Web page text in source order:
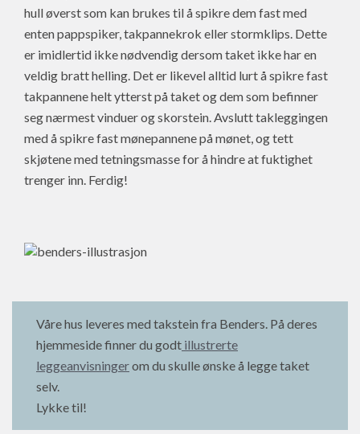
hull øverst som kan brukes til å spikre dem fast med
enten pappspiker, takpannekrok eller stormklips. Dette
er imidlertid ikke nødvendig dersom taket ikke har en
veldig bratt helling. Det er likevel alltid lurt å spikre fast
takpannene helt ytterst på taket og dem som befinner
seg nærmest vinduer og skorstein. Avslutt takleggingen
med å spikre fast mønepannene på mønet, og tett
skjøtene med tetningsmasse for å hindre at fuktighet
trenger inn. Ferdig!
Våre hus leveres med takstein fra Benders. På deres
hjemmeside finner du godt illustrerte
leggeanvisningerom du skulle ønske å legge taket
selv.
Lykke til!